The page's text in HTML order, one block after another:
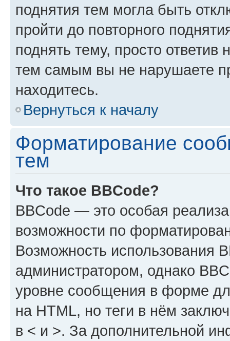
поднятия тем могла быть
пройти до повторного
поднять тему, просто ответив
тем самым вы не нарушаете
находитесь.
Вернуться к началу
Форматирование
тем
Что такое BBCode?
BBCode — это особая
возможности по
Возможность использования
администратором, однако
уровне сообщения в форме
на HTML, но теги в нём
в < и >. За дополнительной